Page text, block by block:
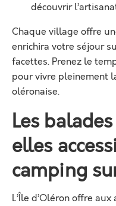
découvrir
Chaque village offre
enrichira votre séjour
facettes. Prenez le
pour vivre pleinement
oléronaise.
Les
elles
camping
L’Île d’Oléron offre